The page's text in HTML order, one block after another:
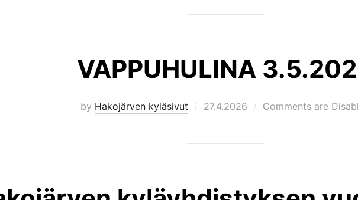
VAPPUHULINA
by Hakojärven kyläsivut
Posted
27.4.2026 Comments are